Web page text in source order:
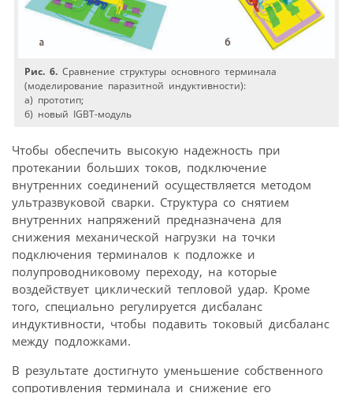
Рис. 6. Сравнение структуры основного терминала
(моделирование паразитной индуктивности):
а) прототип;
б) новый IGBT-модуль
Чтобы обеспечить высокую надежность при
протекании больших токов, подключение
внутренних соединений осуществляется методом
ультразвуковой сварки. Структура со снятием
внутренних напряжений предназначена для
снижения механической нагрузки на точки
подключения терминалов к подложке и
полупроводниковому переходу, на которые
воздействует циклический тепловой удар. Кроме
того, специально регулируется дисбаланс
индуктивности, чтобы подавить токовый дисбаланс
между подложками.
В результате достигнуто уменьшение собственного
сопротивления терминала и снижение его